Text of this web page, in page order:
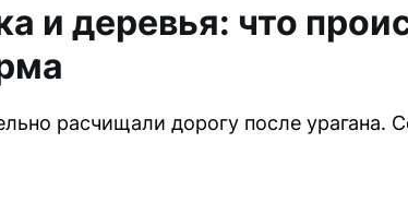
и деревья: что
расчищали дорогу после урагана.